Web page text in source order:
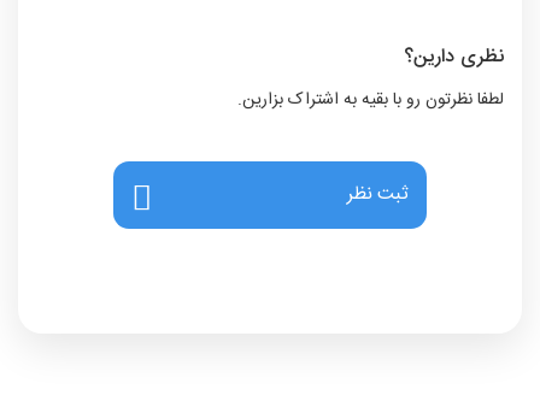
نظری دارین؟
لطفا نظرتون رو با بقیه به اشتراک بزارین.
ثبت نظر